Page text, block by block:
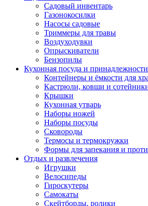
Садовый инвентарь
Газонокосилки
Насосы садовые
Триммеры для травы
Воздуходувки
Опрыскиватели
Бензопилы
Кухонная посуда и принадлежности
Контейнеры и ёмкости для
Кастрюли, ковши и
Крышки
Кухонная утварь
Наборы ножей
Наборы посуды
Сковороды
Термосы и термокружки
Формы для запекания и
Отдых и развлечения
Игрушки
Велосипеды
Гироскутеры
Самокаты
Скейтборды, ролики